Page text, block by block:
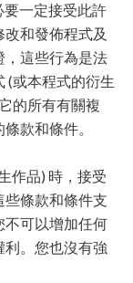
要一定接受此許
和發佈程式及
，這些行為是法
(或本程式的衍生
的所有有關複
款和條件。
作品) 時，接受
條款和條件支
不可以增加任何
。您也沒有強